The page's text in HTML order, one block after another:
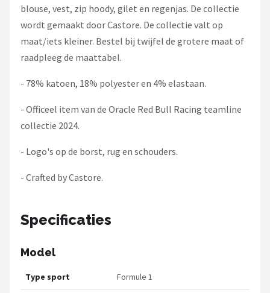
blouse, vest, zip hoody, gilet en regenjas. De collectie
wordt gemaakt door Castore. De collectie valt op
maat/iets kleiner. Bestel bij twijfel de grotere maat of
raadpleeg de maattabel.
- 78% katoen, 18% polyester en 4% elastaan.
- Officeel item van de Oracle Red Bull Racing teamline
collectie 2024.
- Logo's op de borst, rug en schouders.
- Crafted by Castore.
Specificaties
Model
Type sport Formule 1